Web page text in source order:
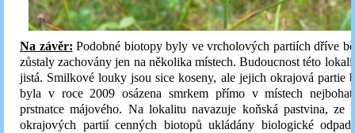
Na závěr: Podobné biotopy byly ve vrcholových partiích dříve
zůstaly zachovány jen na několika místech. Budoucnost této
jistá. Smilkové louky jsou sice koseny, ale jejich okrajová partie
byla v roce 2009 osázena smrkem přímo v místech
prstnatce májového. Na lokalitu navazuje koňská pastvina, ze
okrajových partií cenných biotopů ukládány biologické